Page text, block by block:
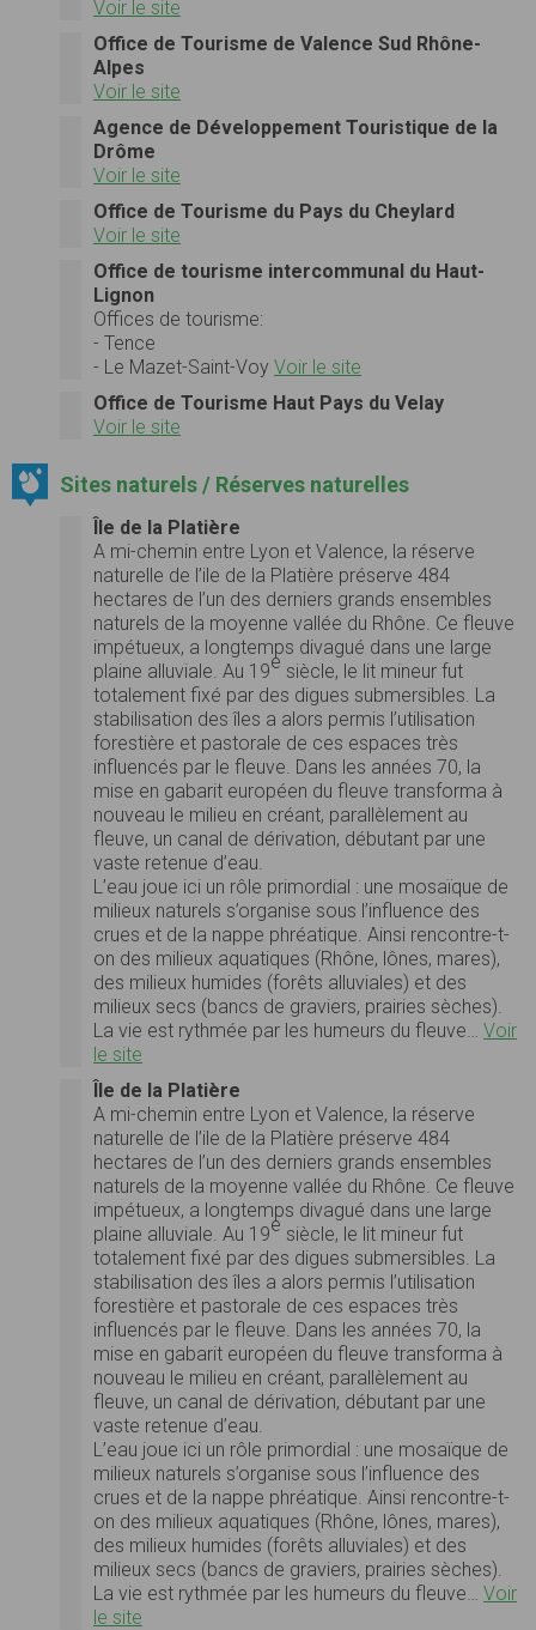
Voir le site
Office de Tourisme de Valence Sud Rhône-
Alpes
Voir le site
Agence de Développement Touristique de la
Drôme
Voir le site
Office de Tourisme du Pays du Cheylard
Voir le site
Office de tourisme intercommunal du Haut-
Lignon
Offices de tourisme:
- Tence
- Le Mazet-Saint-Voy Voir le site
Office de Tourisme Haut Pays du Velay
Voir le site
Sites naturels / Réserves naturelles
Île de la Platière
A mi-chemin entre Lyon et Valence, la réserve
naturelle de l’ile de la Platière préserve 484
hectares de l’un des derniers grands ensembles
naturels de la moyenne vallée du Rhône. Ce fleuve
impétueux, a longtemps divagué dans une large
plaine alluviale. Au 19e siècle, le lit mineur fut
totalement fixé par des digues submersibles. La
stabilisation des îles a alors permis l’utilisation
forestière et pastorale de ces espaces très
influencés par le fleuve. Dans les années 70, la
mise en gabarit européen du fleuve transforma à
nouveau le milieu en créant, parallèlement au
fleuve, un canal de dérivation, débutant par une
vaste retenue d’eau.
L’eau joue ici un rôle primordial : une mosaïque de
milieux naturels s’organise sous l’influence des
crues et de la nappe phréatique. Ainsi rencontre-t-
on des milieux aquatiques (Rhône, lônes, mares),
des milieux humides (forêts alluviales) et des
milieux secs (bancs de graviers, prairies sèches).
La vie est rythmée par les humeurs du fleuve… Voir
le site
Île de la Platière
A mi-chemin entre Lyon et Valence, la réserve
naturelle de l’ile de la Platière préserve 484
hectares de l’un des derniers grands ensembles
naturels de la moyenne vallée du Rhône. Ce fleuve
impétueux, a longtemps divagué dans une large
plaine alluviale. Au 19e siècle, le lit mineur fut
totalement fixé par des digues submersibles. La
stabilisation des îles a alors permis l’utilisation
forestière et pastorale de ces espaces très
influencés par le fleuve. Dans les années 70, la
mise en gabarit européen du fleuve transforma à
nouveau le milieu en créant, parallèlement au
fleuve, un canal de dérivation, débutant par une
vaste retenue d’eau.
L’eau joue ici un rôle primordial : une mosaïque de
milieux naturels s’organise sous l’influence des
crues et de la nappe phréatique. Ainsi rencontre-t-
on des milieux aquatiques (Rhône, lônes, mares),
des milieux humides (forêts alluviales) et des
milieux secs (bancs de graviers, prairies sèches).
La vie est rythmée par les humeurs du fleuve… Voir
le site